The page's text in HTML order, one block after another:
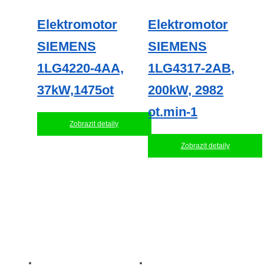
Elektromotor
SIEMENS
1LG4220-4AA,
37kW,1475ot
Zobrazit detaily
Elektromotor
SIEMENS
1LG4317-2AB,
200kW, 2982
ot.min-1
Zobrazit detaily